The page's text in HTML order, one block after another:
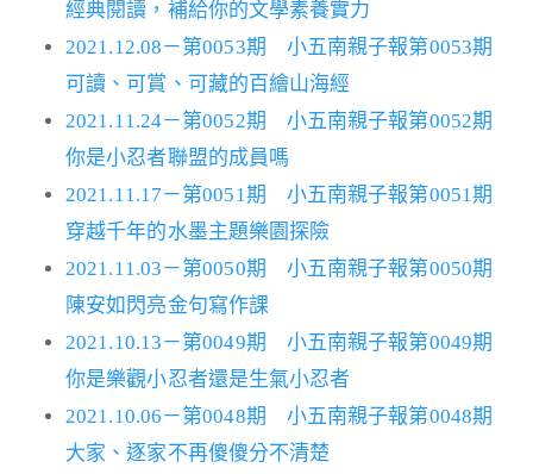
經典閱讀，補給你的文學素養實力
2021.12.08－第0053期 小五南親子報第0053期
可讀、可賞、可藏的百繪山海經
2021.11.24－第0052期 小五南親子報第0052期
你是小忍者聯盟的成員嗎
2021.11.17－第0051期 小五南親子報第0051期
穿越千年的水墨主題樂園探險
2021.11.03－第0050期 小五南親子報第0050期
陳安如閃亮金句寫作課
2021.10.13－第0049期 小五南親子報第0049期
你是樂觀小忍者還是生氣小忍者
2021.10.06－第0048期 小五南親子報第0048期
大家、逐家不再傻傻分不清楚